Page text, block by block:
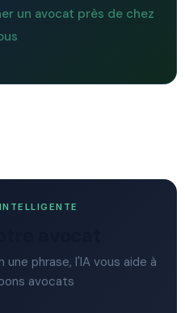
un avocat près de chez
phrase, l'IA vous aide à
avocats